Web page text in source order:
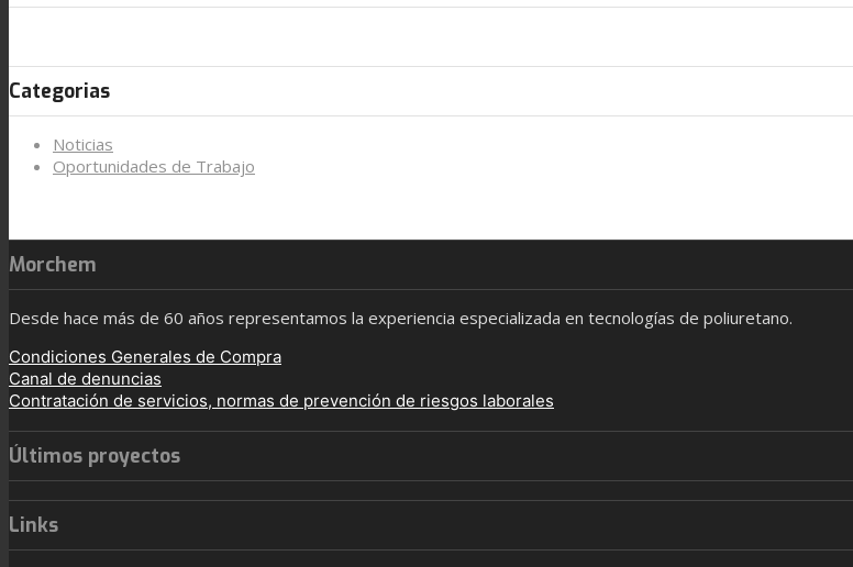
Categorias
Noticias
Oportunidades de Trabajo
Morchem
Desde hace más de 60 años representamos la experiencia especializada en tecnologías de poliuretano.
Condiciones Generales de Compra
Canal de denuncias
Contratación de servicios, normas de prevención de riesgos laborales
Últimos proyectos
Links